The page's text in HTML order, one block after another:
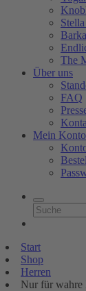
The
Über uns
FAQ
Mein Konto
Start
Shop
Herren
Nur für wahre